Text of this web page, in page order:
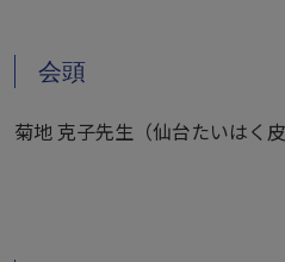
会頭
菊地 克子先生（仙台たいはく